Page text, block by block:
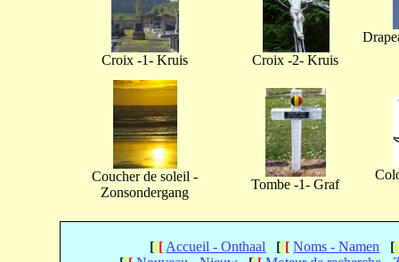
Croix -1- Kruis Croix -2- Kruis
Coucher de soleil -
Zonsondergang
Tombe -1- Graf
[[[ Accueil - Onthaal [[[ Noms - Namen [[